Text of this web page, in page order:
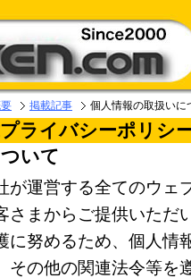
掲載記事 個人情報の取扱いに
ライバシーポリシ
いて
が運営する全てのウェ
さまからご提供いただ
に努めるため、個人情
その他の関連法令等を